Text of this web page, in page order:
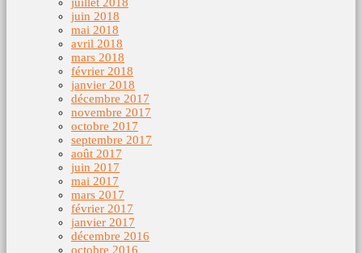
juillet 2018
juin 2018
mai 2018
avril 2018
mars 2018
février 2018
janvier 2018
décembre 2017
novembre 2017
octobre 2017
septembre 2017
août 2017
juin 2017
mai 2017
mars 2017
février 2017
janvier 2017
décembre 2016
octobre 2016